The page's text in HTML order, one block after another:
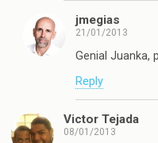
jmegias
21/01/2013
Genial Juanka,
Reply
Victor Tejada
08/01/2013